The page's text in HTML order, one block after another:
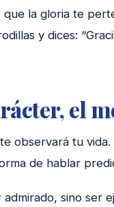
la gloria te
y dices:
el
observará tu
de hablar
sino ser